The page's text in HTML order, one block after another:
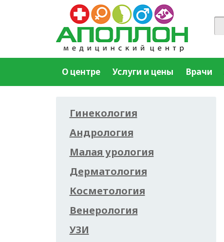
О центре Услуги и цены Врачи
Гинекология
Андрология
Малая урология
Дерматология
Косметология
Венерология
УЗИ